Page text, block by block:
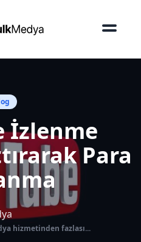
İzlenme
Para
hizmetinden fazlası...